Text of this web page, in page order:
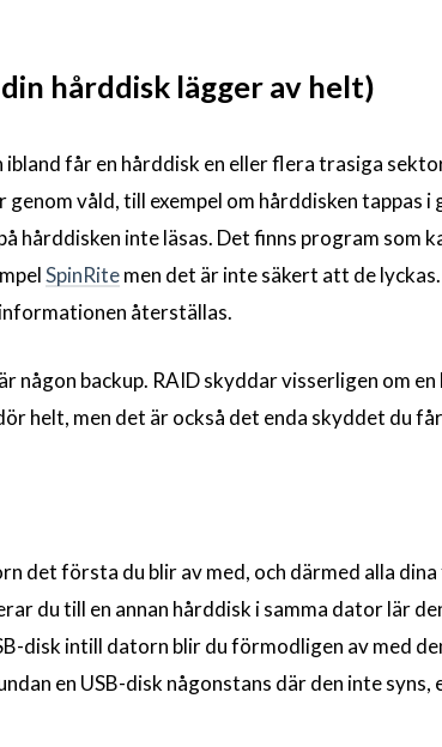
hårddisk lägger av helt)
får en hårddisk en eller flera trasiga
våld, till exempel om hårddisken tappas i
hårddisken inte läsas. Det finns program som
SpinRitemen det är inte säkert att de
återställas.
någon backup. RAID skyddar visserligen om
helt, men det är också det enda skyddet du
det första du blir av med, och därmed alla dina
du till en annan hårddisk i samma dator lär
disk intill datorn blir du förmodligen av med
en USB-disk någonstans där den inte syns,